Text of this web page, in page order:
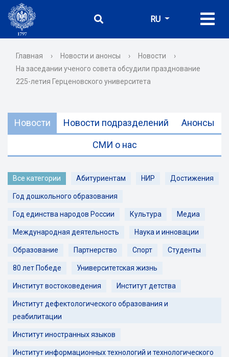
RU
Главная › Новости и анонсы › Новости
›
На заседании ученого совета обсудили празднование
225-летия Герценовского университета
Новости Новости подразделений Анонсы
СМИ о нас
Все категории Абитуриентам НИР Достижения
Год дошкольного образования
Год единства народов России Культура Медиа
Международная деятельность Наука и инновации
Образование Партнерство Спорт Студенты
80 лет Победе Университетская жизнь
Институт востоковедения Институт детства
Институт дефектологического образования и
реабилитации
Институт иностранных языков
Институт информационных технологий и технологического